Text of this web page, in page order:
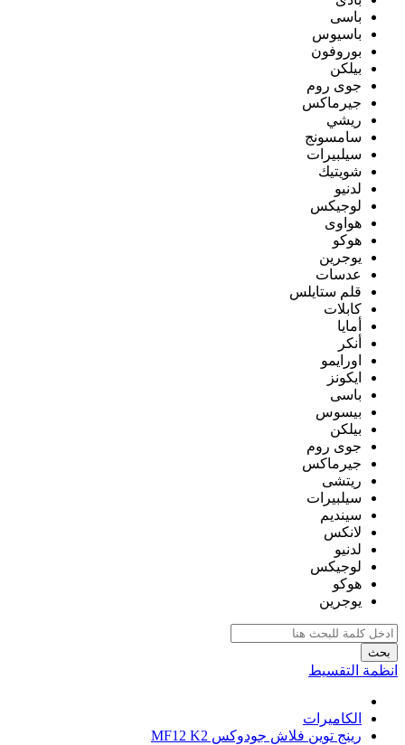
باسى
باسيوس
بوروفون
بيلكن
جوى روم
جيرماكس
ريشي
سامسونج
سيلبيرات
شويتيك
لدنيو
لوجيكس
هواوى
هوكو
يوجرين
عدسات
قلم ستايلس
كابلات
أمايا
أنكر
اورايمو
ايكونز
باسى
بيسوس
بيلكن
جوى روم
جيرماكس
ريتشى
سيلبيرات
سينديم
لانكس
لدنيو
لوجيكس
هوكو
يوجرين
بحث
انظمة التقسيط
الكاميرات
رينج توين فلاش جودوكس MF12 K2